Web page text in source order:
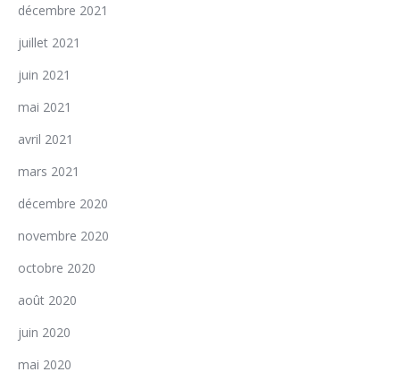
décembre 2021
juillet 2021
juin 2021
mai 2021
avril 2021
mars 2021
décembre 2020
novembre 2020
octobre 2020
août 2020
juin 2020
mai 2020